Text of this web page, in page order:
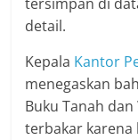
detail.
Kepala Kantor
menegaskan
Buku Tanah
terbakar